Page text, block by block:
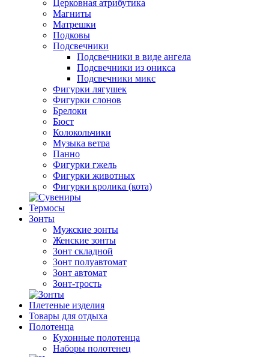
Церковная атрибутика
Магниты
Матрешки
Подковы
Подсвечники
Подсвечники в виде ангела
Подсвечники из оникса
Подсвечники микс
Фигурки лягушек
Фигурки слонов
Брелоки
Бюст
Колокольчики
Музыка ветра
Панно
Фигурки гжель
Фигурки животных
Фигурки кролика (кота)
Термосы
Зонты
Мужские зонты
Женские зонты
Зонт складной
Зонт полуавтомат
Зонт автомат
Зонт-трость
Плетеные изделия
Товары для отдыха
Полотенца
Кухонные полотенца
Наборы полотенец